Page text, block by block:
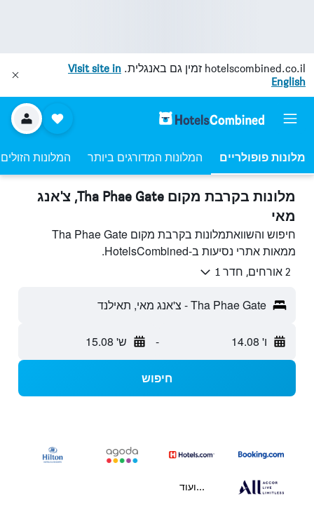
hotelscombined.co.il זמין גם באנגלית. Visit site in
English
מלונות פופולריים המלונות המדורגים ביותר המלונות
מלונות בקרבת מקום Tha Phae Gate, צ'אנג
מאי
חיפוש והשוואתמלונות בקרבת מקום Tha Phae Gate
ממאות אתרי נסיעות ב-HotelsCombined.
2 אורחים, חדר 1
Tha Phae Gate - צ'אנג מאי, תאילנד
ו' 14.08 - ש' 15.08
חיפוש
...ועוד